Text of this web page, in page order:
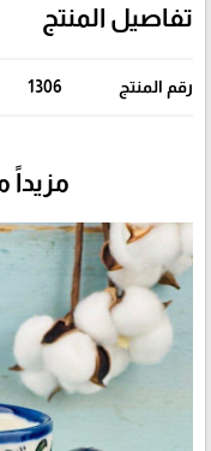
تفاصيل المنتج
رقم المنتج 1306
مزيداً